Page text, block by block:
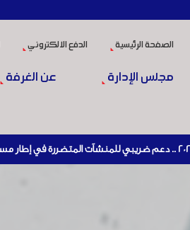
الصفحة الرئيسية الدفع الالكتروني
مجلس الإدارة عن الغرفة